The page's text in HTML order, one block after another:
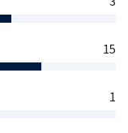
15
1